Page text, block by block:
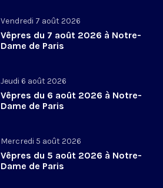
Vendredi 7 août 2026
Vêpres du 7 août 2026 à Notre-
Dame de Paris
Jeudi 6 août 2026
Vêpres du 6 août 2026 à Notre-
Dame de Paris
Mercredi 5 août 2026
Vêpres du 5 août 2026 à Notre-
Dame de Paris